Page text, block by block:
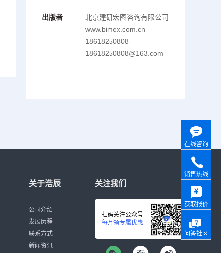
出版者
北京建研宏图咨询有限公司
www.bimex.com.cn
18618250808
18618250808@163.com
关于浩辰
公司介绍
发展历程
联系方式
新闻资讯
关注我们
扫码关注公众号
每月领专属优惠
在线咨询
销售热线
获取报价
问答社区